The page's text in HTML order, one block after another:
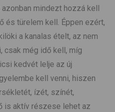
mindezt hozzá kell
és türelem kell. Éppen ezért,
a kanalas ételt, az nem
csak még idő kell, míg
kedvét lelje az új
kell venni, hiszen
ízét, színét,
is aktív részese lehet az